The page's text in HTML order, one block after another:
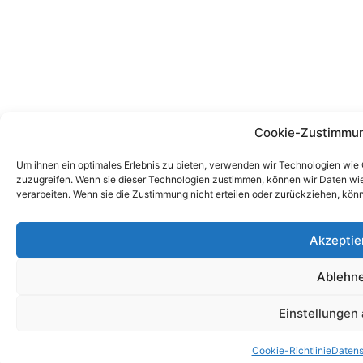
Cookie-
Um ihnen ein optimales Erlebnis zu bieten, verwenden wir Technologien
zuzugreifen. Wenn sie dieser Technologien zustimmen, können wir Daten
verarbeiten. Wenn sie die Zustimmung nicht erteilen oder zurückziehen,
Einstellungen
Cookie-Richtlinie